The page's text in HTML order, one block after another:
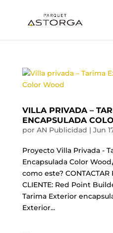
VILLA PRIVADA –
ENCAPSULADA
por AN Publicidad | Jun
Proyecto Villa Privada -
Encapsulada Color
como este?
CLIENTE: Red Point
Tarima Exterior
Exterior...